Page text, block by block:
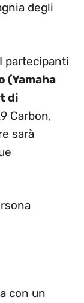
degli
partecipanti
(Yamaha
di
Carbon,
sarà
con un